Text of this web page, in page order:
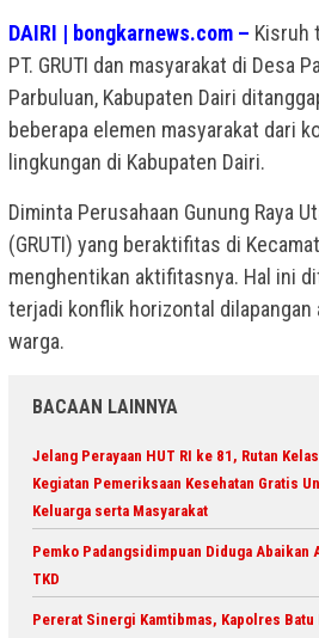
DAIRI | bongkarnews.com – Kisruh
PT. GRUTI dan masyarakat di Desa
Parbuluan, Kabupaten Dairi
beberapa elemen masyarakat dari
lingkungan di Kabupaten Dairi.
Diminta Perusahaan Gunung Raya
(GRUTI) yang beraktifitas di
menghentikan aktifitasnya. Hal ini
terjadi konflik horizontal dilapangan
warga.
BACAAN LAINNYA
Jelang Perayaan HUT RI ke 81, Rutan
Kegiatan Pemeriksaan Kesehatan Gratis
Keluarga serta Masyarakat
Pemko Padangsidimpuan Diduga Abaikan
TKD
Pererat Sinergi Kamtibmas, Kapolres Batu